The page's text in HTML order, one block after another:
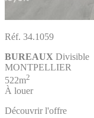
Réf. 34.1059
BUREAUX Divisible
MONTPELLIER
522m2
À louer
Découvrir l'offre